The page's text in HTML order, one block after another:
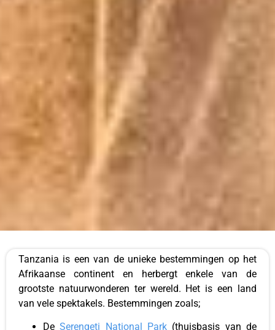
Tanzania is een van de unieke bestemmingen op het
Afrikaanse continent en herbergt enkele van de
grootste natuurwonderen ter wereld. Het is een land
van vele spektakels. Bestemmingen zoals;
DeSerengeti National Park (thuisbasis van de